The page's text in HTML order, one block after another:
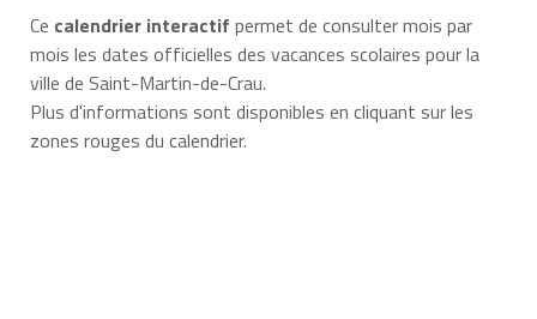
Ce calendrier interactif permet de consulter mois par
mois les dates officielles des vacances scolaires pour la
ville de Saint-Martin-de-Crau.
Plus d'informations sont disponibles en cliquant sur les
zones rouges du calendrier.